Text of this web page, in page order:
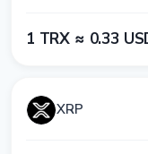
1​ TRX ≈ 0​.3​3​
XRP